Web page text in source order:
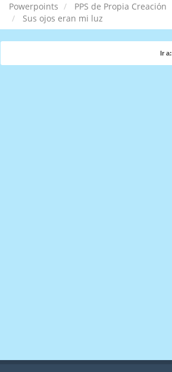
Powerpoints PPS de Propia Creación
Sus ojos eran mi luz
Ir a: